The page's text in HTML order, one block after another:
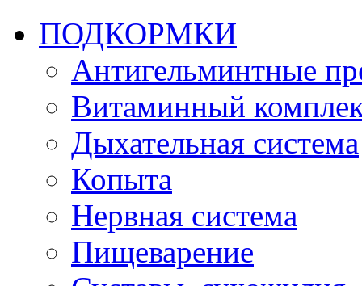
ПОДКОРМКИ
Антигельминтные
Витаминный
Дыхательная система
Копыта
Нервная система
Пищеварение